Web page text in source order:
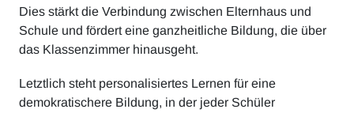
Dies stärkt die Verbindung zwischen Elternhaus und
Schule und fördert eine ganzheitliche Bildung, die über
das Klassenzimmer hinausgeht.
Letztlich steht personalisiertes Lernen für eine
demokratischere Bildung, in der jeder Schüler